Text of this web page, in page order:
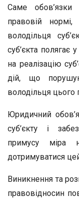
Саме обов’язки
правовій
володільця
суб’єкта полягає
на реалізацію
дій, що
володільця цього
Юридичний
суб’єкту і
примусу міра
дотримуватися цей
Виникнення та
правовідносин